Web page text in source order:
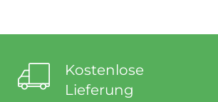
Kostenlose
Lieferung